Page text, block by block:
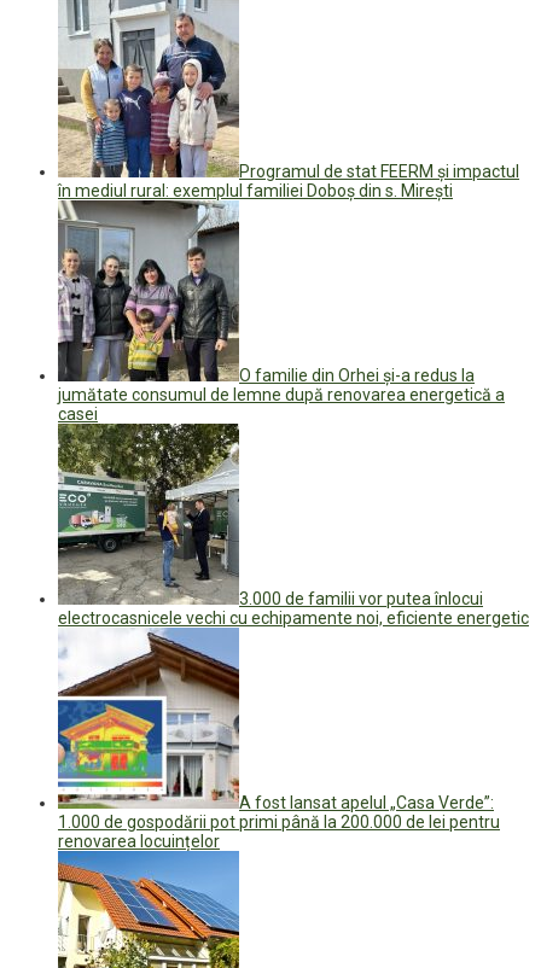
Programul de stat FEERM și impactul
în mediul rural: exemplul familiei Doboș din s. Mirești
O familie din Orhei și-a redus la
jumătate consumul de lemne după renovarea energetică a
casei
3.000 de familii vor putea înlocui
electrocasnicele vechi cu echipamente noi, eficiente energetic
A fost lansat apelul „Casa Verde”:
1.000 de gospodării pot primi până la 200.000 de lei pentru
renovarea locuințelor